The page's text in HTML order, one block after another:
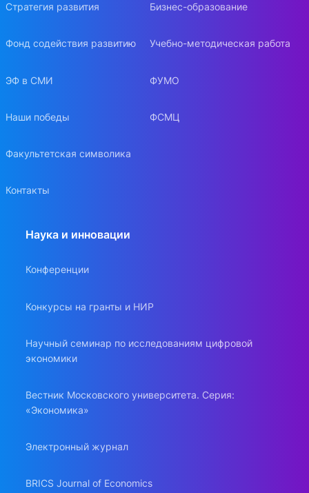
Стратегия развития
Фонд содействия развитию
ЭФ в СМИ
Наши победы
Факультетская символика
Контакты
Бизнес-образование
Учебно-методическая работа
ФУМО
ФСМЦ
Наука и инновации
Конференции
Конкурсы на гранты и НИР
Научный семинар по исследованиям цифровой
экономики
Вестник Московского университета. Серия:
«Экономика»
Электронный журнал
BRICS Journal of Economics